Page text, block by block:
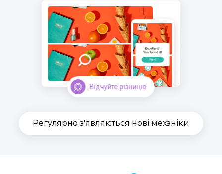
Відчуйте різницю
Регулярно з'являються нові механіки